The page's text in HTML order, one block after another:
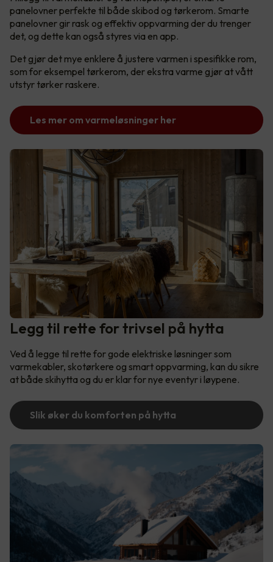
panelovner perfekte til både skibod og tørkerom. Smarte
panelovner gir rask og effektiv oppvarming der du trenger
det, og dette kan også styres via en app.
Det gjør det mye enklere å justere varmen i spesifikke rom,
som for eksempel tørkerom, der ekstra varme gjør at vått
utstyr tørker raskere.
Les mer om varmeløsninger her
Legg til rette for trivsel på hytta
Ved å legge til rette for gode elektriske løsninger som
varmekabler, skotørkere og smart oppvarming, kan du sikre
at både skihytta og du er klar for nye eventyr i løypene.
Slik øker du komforten på hytta